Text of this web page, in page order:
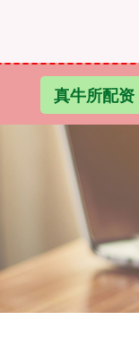
真牛所配资